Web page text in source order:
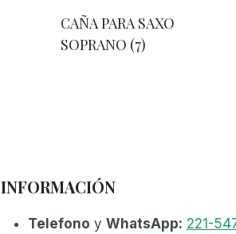
CAÑA PARA SAXO
SOPRANO (7)
INFORMACIÓN
Telefono y WhatsApp: 221-